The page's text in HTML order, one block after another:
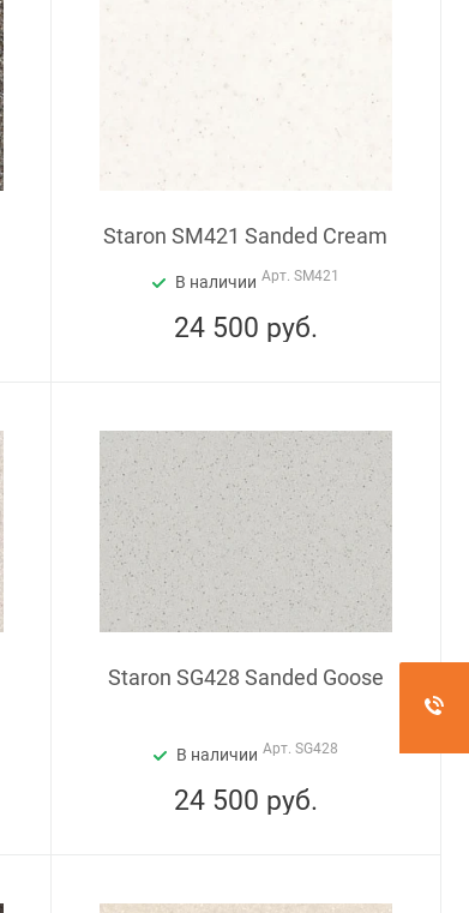
Staron SM421 Sanded Cream
В наличии Арт. SM421
24 500 руб.
Staron SG428 Sanded Goose
В наличии Арт. SG428
24 500 руб.